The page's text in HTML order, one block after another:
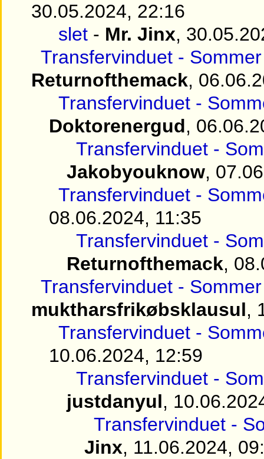
30.05.2024, 22:16
slet - Mr. Jinx,
Transfervinduet -
Returnofthemack,
Transfervinduet -
Doktorenergud,
Transfervinduet -
Jakobyouknow,
Transfervinduet -
08.06.2024, 11:35
Transfervinduet -
Returnofthemack,
Transfervinduet -
muktharsfrikøbsklausul,
Transfervinduet -
10.06.2024, 12:59
Transfervinduet -
justdanyul,
Transfervinduet -
Jinx, 11.06.2024,